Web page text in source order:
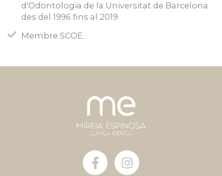
d'Odontologia de la Universitat de Barcelona
des del 1996 fins al 2019.
Membre SCOE.
F
a
I
n